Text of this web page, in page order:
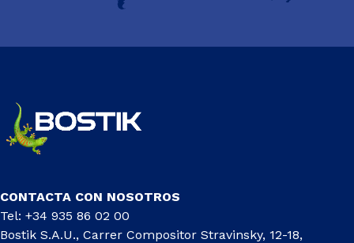
CONTACTA CON NOSOTROS
Tel: +34 935 86 02 00
Bostik S.A.U., Carrer Compositor Stravinsky, 12-18,